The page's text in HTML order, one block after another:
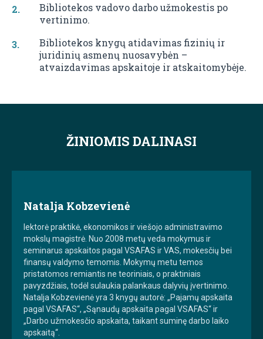
Bibliotekos vadovo darbo užmokestis po
vertinimo.
Bibliotekos knygų atidavimas fizinių ir
juridinių asmenų nuosavybėn –
atvaizdavimas apskaitoje ir atskaitomybėje.
ŽINIOMIS DALINASI
Natalja Kobzevienė
lektorė praktikė, ekonomikos ir viešojo administravimo
mokslų magistrė. Nuo 2008 metų veda mokymus ir
seminarus apskaitos pagal VSAFAS ir VAS, mokesčių bei
finansų valdymo temomis. Mokymų metu temos
pristatomos remiantis ne teoriniais, o praktiniais
pavyzdžiais, todėl sulaukia palankaus dalyvių įvertinimo.
Natalja Kobzevienė yra 3 knygų autorė: „Pajamų apskaita
pagal VSAFAS“, „Sąnaudų apskaita pagal VSAFAS“ ir
„Darbo užmokesčio apskaita, taikant suminę darbo laiko
apskaitą“.